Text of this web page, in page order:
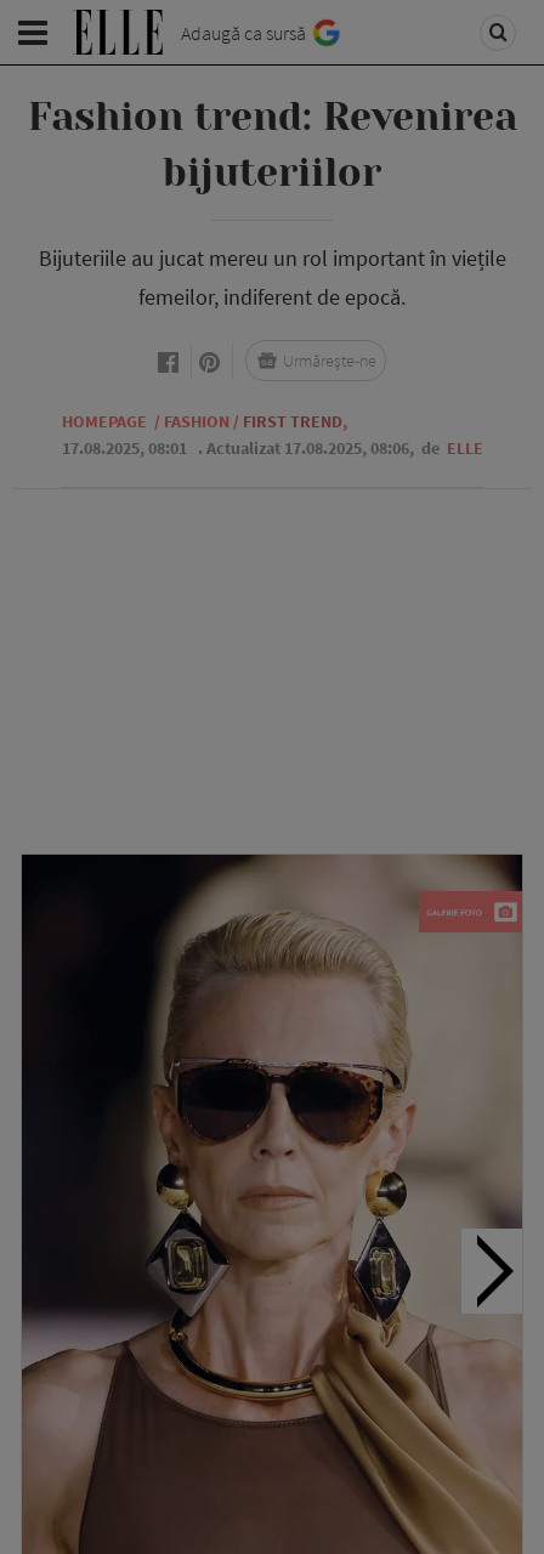
Adaugă ca sursă
Fashion trend: Revenirea
bijuteriilor
Bijuteriile au jucat mereu un rol important în viețile
femeilor, indiferent de epocă.
HOMEPAGE / FASHION / FIRST TREND,
17.08.2025, 08:01 . Actualizat 17.08.2025, 08:06, de ELLE
Urmărește-ne